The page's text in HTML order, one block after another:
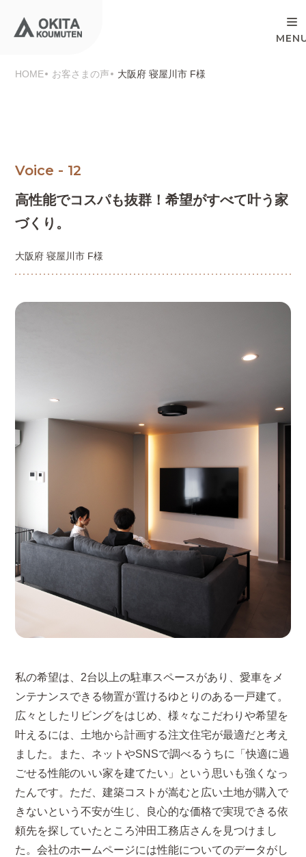
HOME お客さまの声 大阪府 寝屋川市 F様
Voice - 12
高性能でコスパも抜群！希望がすべて叶う家
づくり。
大阪府 寝屋川市 F様
私の希望は、2台以上の駐車スペースがあり、愛車をメ
ンテナンスできる物置が置けるゆとりのある一戸建て。
広々としたリビングをはじめ、様々なこだわりや希望を
叶えるには、土地から計画する注文住宅が最適だと考え
ました。また、ネットやSNSで調べるうちに「快適に過
ごせる性能のいい家を建てたい」という思いも強くなっ
たんです。ただ、建築コストが嵩むと広い土地が購入で
きないという不安が生じ、良心的な価格で実現できる依
頼先を探していたところ沖田工務店さんを見つけまし
た。会社のホームページには性能についてのデータがし